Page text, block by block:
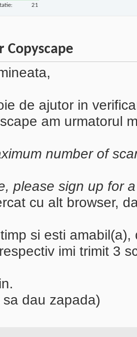
21
Copyscape
de ajutor in
am urmatorul
number of
please sign up for
cu alt browser,
si esti
imi trimit 3
dau zapada)